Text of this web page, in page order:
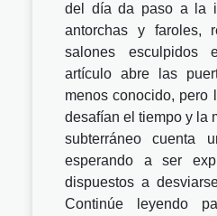
del día da paso a la
antorchas y faroles,
salones esculpidos
artículo abre las
menos conocido, pero
desafían el tiempo y la
subterráneo cuenta
esperando a ser
dispuestos a
Continúe leyendo